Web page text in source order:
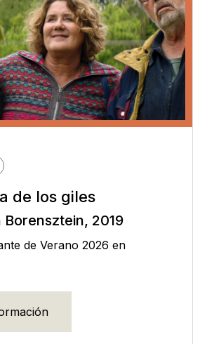
de los giles
Borensztein, 2019
de Verano 2026 en